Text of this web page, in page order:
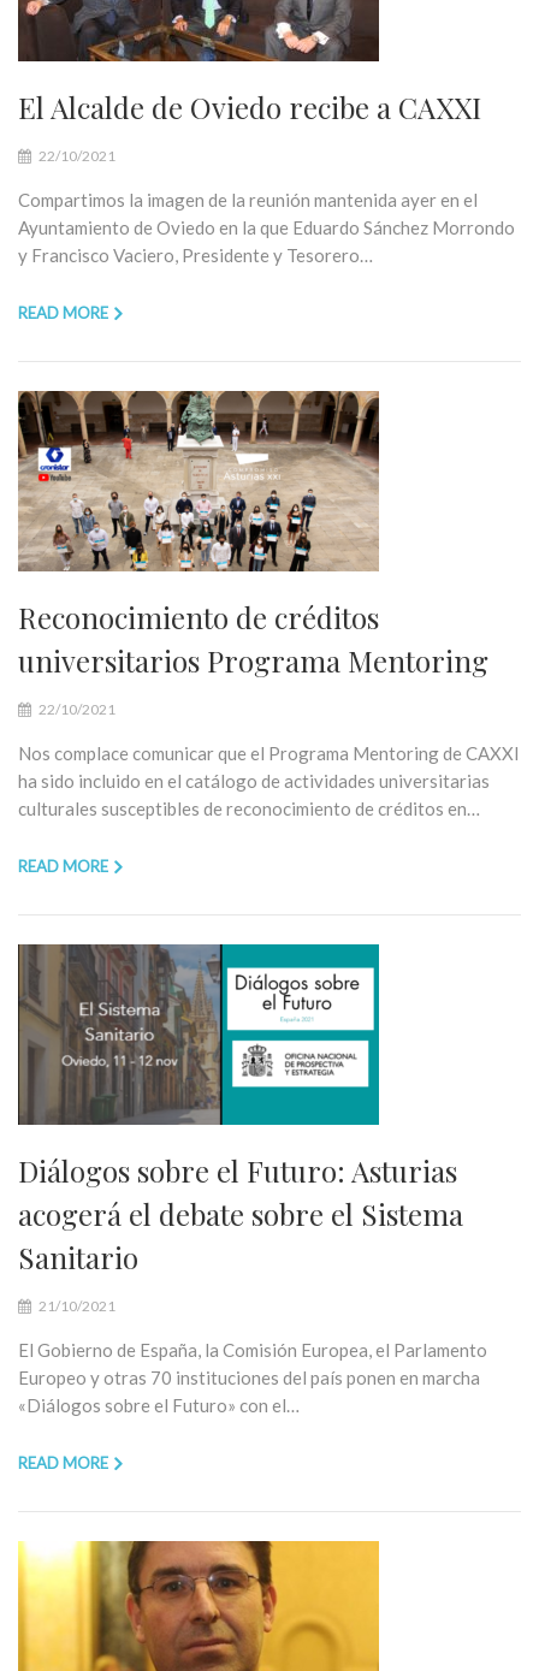
El Alcalde de Oviedo recibe a CAXXI
22/10/2021
Compartimos la imagen de la reunión mantenida ayer en el
Ayuntamiento de Oviedo en la que Eduardo Sánchez Morrondo
y Francisco Vaciero, Presidente y Tesorero…
READ MORE
Reconocimiento de créditos
universitarios Programa Mentoring
22/10/2021
Nos complace comunicar que el Programa Mentoring de CAXXI
ha sido incluido en el catálogo de actividades universitarias
culturales susceptibles de reconocimiento de créditos en…
READ MORE
Diálogos sobre el Futuro: Asturias
acogerá el debate sobre el Sistema
Sanitario
21/10/2021
El Gobierno de España, la Comisión Europea, el Parlamento
Europeo y otras 70 instituciones del país ponen en marcha
«Diálogos sobre el Futuro» con el…
READ MORE